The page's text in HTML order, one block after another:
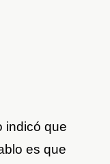
indicó que
es que